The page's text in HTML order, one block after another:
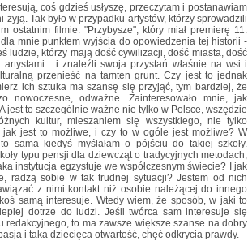
coś gdzieś usłyszę, przeczytam i postanawiam
Tak było w przypadku artystów, którzy sprowadzili
filmie: "Przybysze", który miał premierę 11.
mnie punktem wyjścia do opowiedzenia tej historii -
ludzie, którzy mają dość cywilizacji, dość miasta, dość
i znaleźli swoja przystań właśnie na wsi i
przenieść na tamten grunt. Czy jest to jednak
ich sztuka ma szansę się przyjąć, tym bardziej, że
nowoczesne, odważne. Zainteresowało mnie, jak
jest to szczególnie ważne nie tylko w Polsce, wszędzie
kultur, mieszaniem się wszystkiego, nie tylko
jest to możliwe, i czy to w ogóle jest możliwe? W
sama kiedyś myślałam o pójściu do takiej szkoły.
typu pensji dla dziewcząt o tradycyjnych metodach,
instytucja egzystuje we współczesnym świecie? I jak
radzą sobie w tak trudnej sytuacji? Jestem od nich
z nimi kontakt niż osobie należącej do innego
samą interesuje. Wtedy wiem, że sposób, w jaki to
dotrze do ludzi. Jeśli twórca sam interesuje się
redakcyjnego, to ma zawsze większe szanse na dobry
i taka dziecięca otwartość, chęć odkrycia prawdy.